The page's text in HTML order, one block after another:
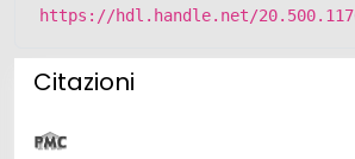
https://hdl.handle.net/
Citazioni